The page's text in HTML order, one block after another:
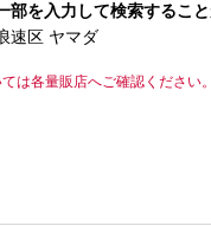
部を入力して検索すること
速区 ヤマダ
は各量販店へご確認ください。